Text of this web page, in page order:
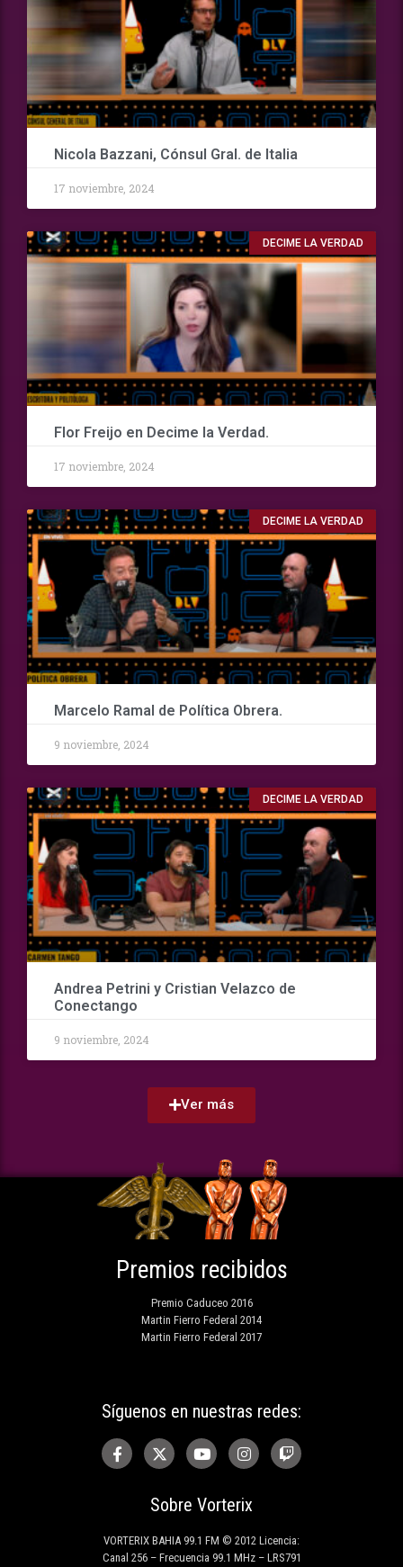
Nicola Bazzani, Cónsul Gral. de Italia
17 noviembre, 2024
DECIME LA VERDAD
Flor Freijo en Decime la Verdad.
17 noviembre, 2024
DECIME LA VERDAD
Marcelo Ramal de Política Obrera.
9 noviembre, 2024
DECIME LA VERDAD
Andrea Petrini y Cristian Velazco de
Conectango
9 noviembre, 2024
Ver más
Sobre Vorterix
VORTERIX BAHIA 99.1 FM © 2012 Licencia:
Canal 256 – Frecuencia 99.1 MHz – LRS791
Síguenos en nuestras redes:
Premios recibidos
Premio Caduceo 2016
Martin Fierro Federal 2014
Martin Fierro Federal 2017